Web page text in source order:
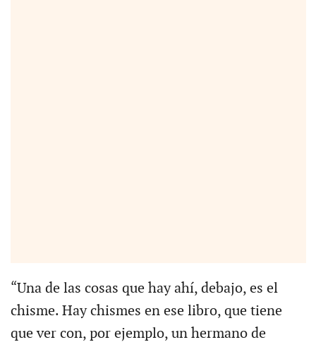
“Una de las cosas que hay ahí, debajo, es el
chisme. Hay chismes en ese libro, que tiene
que ver con, por ejemplo, un hermano de